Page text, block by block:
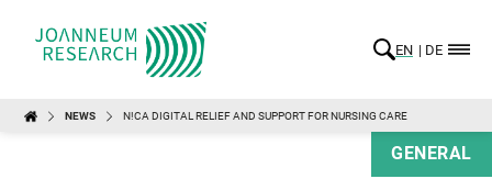
EN DE
NEWS N!CA DIGITAL RELIEF AND SUPPORT FOR NURSING CARE
GENERAL